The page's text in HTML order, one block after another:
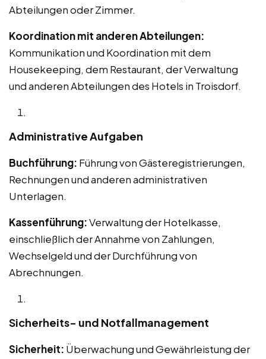
Abteilungen oder Zimmer.
Koordination mit anderen Abteilungen:
Kommunikation und Koordination mit dem
Housekeeping, dem Restaurant, der Verwaltung
und anderen Abteilungen des Hotels in Troisdorf.
Administrative Aufgaben
Buchführung: Führung von Gästeregistrierungen,
Rechnungen und anderen administrativen
Unterlagen.
Kassenführung:Verwaltung der Hotelkasse,
einschließlich der Annahme von Zahlungen,
Wechselgeld und der Durchführung von
Abrechnungen.
Sicherheits- und Notfallmanagement
Sicherheit: Überwachung und Gewährleistung der